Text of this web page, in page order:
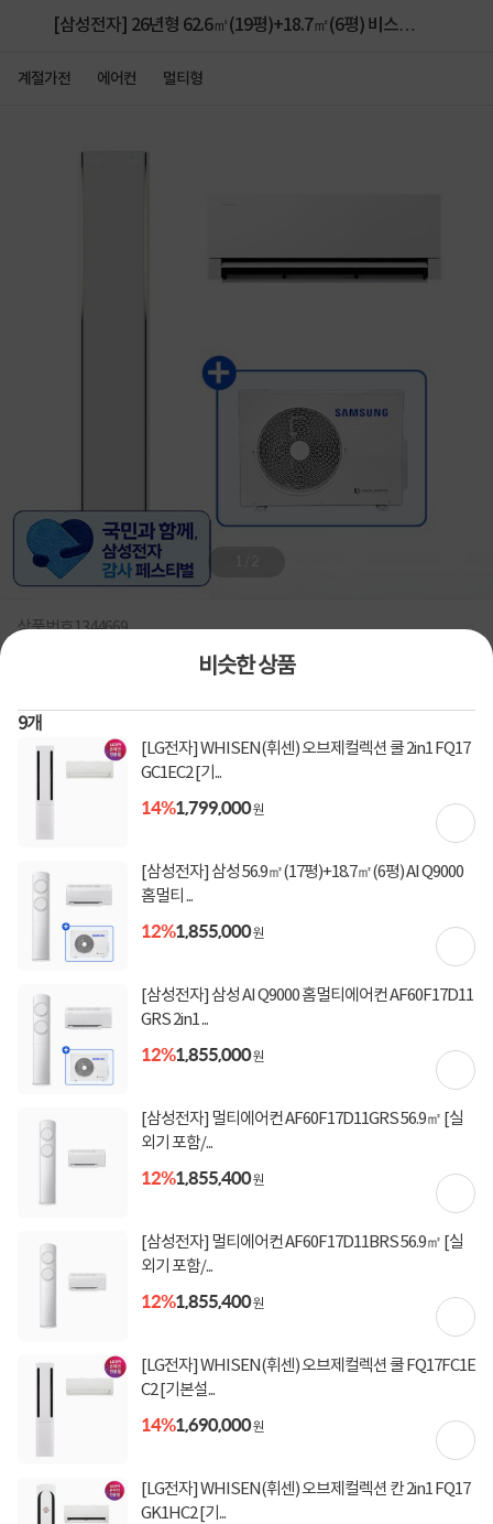
[삼성전자] 26년형 62.6㎡(19평)+18.7㎡(6평) 비스포
계절가전 에어컨 멀티형
비슷한 상품
9개
[LG전자] WHISEN(휘센) 오브제컬렉션 쿨 2in1 FQ17
GC1EC2 [기...
14%1,799,000원
[삼성전자] 삼성 56.9㎡(17평)+18.7㎡(6평) AI Q9000
홈멀티 ...
12%1,855,000원
[삼성전자] 삼성 AI Q9000 홈멀티에어컨 AF60F17D11
GRS 2in1 ...
12%1,855,000원
[삼성전자] 멀티에어컨 AF60F17D11GRS 56.9㎡ [실
외기 포함/...
12%1,855,400원
[삼성전자] 멀티에어컨 AF60F17D11BRS 56.9㎡ [실
외기 포함/...
12%1,855,400원
[LG전자] WHISEN(휘센) 오브제컬렉션 쿨 FQ17FC1E
C2 [기본설...
14%1,690,000원
[LG전자] WHISEN(휘센) 오브제컬렉션 칸 2in1 FQ17
GK1HC2 [기...
상품번호1344669
무풍콤보 갤러리 프로 홈멀티 2in1 에어컨
AF90H19D38WRS [실외기 포함, 전국 기본설치 무료]
삼성,비스포크,BESPOKE,에어컨,무풍에어컨,2in1에어컨,멀티에어컨,홈멀티,벽걸이에
어컨/2멀티/60~69㎡(21평)/~19㎡(6평)/멀티형 에어컨
11% 4,106,400 3,613,700
할인혜택
[국민카드] 50,000원 즉시할인 (1,000,000원 이상
결제 시)
상 결제 시)
[토스페이 X 현대카드] 5% 즉시할인 (800,000원 이
무이자 할부혜택
결제혜택 무이자무이자 무이자
입고일 08월 09일
배송비 무료배송